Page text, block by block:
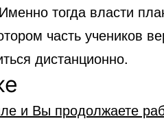
тогда власти
часть учеников
дистанционно.
и Вы продолжаете